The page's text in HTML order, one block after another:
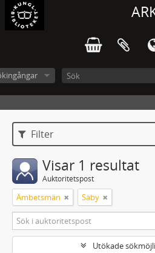
Filter
Visar 1 resultat
Auktoritetspost
Ämbetsmän Säby
Utökade